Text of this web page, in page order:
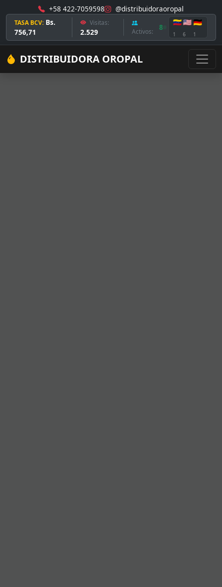
+58 422-7059598 @distribuidoraoropal
TASA BCV: Bs.
756,71
Visitas:
2.529 Activos: 8
🇻🇪
1
🇺🇸
6
🇩🇪
1
DISTRIBUIDORA OROPAL